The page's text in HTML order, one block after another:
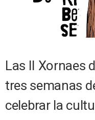
Las II Xornaes
tres semanas
celebrar la